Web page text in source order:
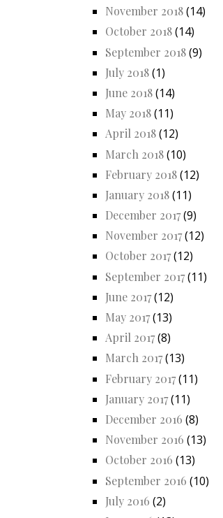
November 2018(14)
October 2018(14)
September 2018(9)
July 2018(1)
June 2018(14)
May 2018(11)
April 2018(12)
March 2018(10)
February 2018(12)
January 2018(11)
December 2017(9)
November 2017(12)
October 2017(12)
September 2017(11)
June 2017(12)
May 2017(13)
April 2017(8)
March 2017(13)
February 2017(11)
January 2017(11)
December 2016 (8)
November 2016 (13)
October 2016 (13)
September 2016 (10)
July 2016 (2)